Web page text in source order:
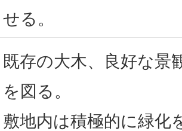
せる。
既存の大木、良好な景
を図る。
敷地内は積極的に緑化